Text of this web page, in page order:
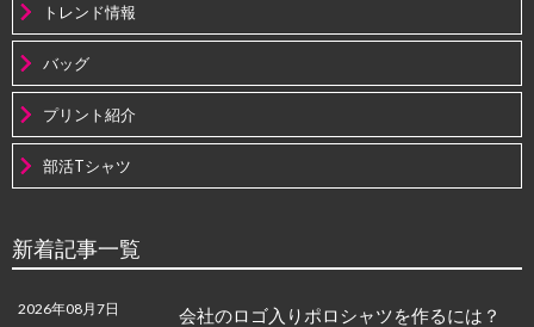
トレンド情報
バッグ
プリント紹介
部活Tシャツ
新着記事一覧
2026年08月7日
会社のロゴ入りポロシャツを作るには？